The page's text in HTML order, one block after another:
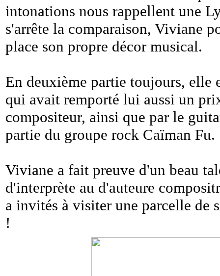
intonations nous rappellent une
s'arrête la comparaison, Viviane
place son propre décor musical.
En deuxième partie toujours, elle
qui avait remporté lui aussi un
compositeur, ainsi que par le
partie du groupe rock Caïman Fu.
Viviane a fait preuve d'un beau
d'interprète au d'auteure
a invités à visiter une parcelle de
!